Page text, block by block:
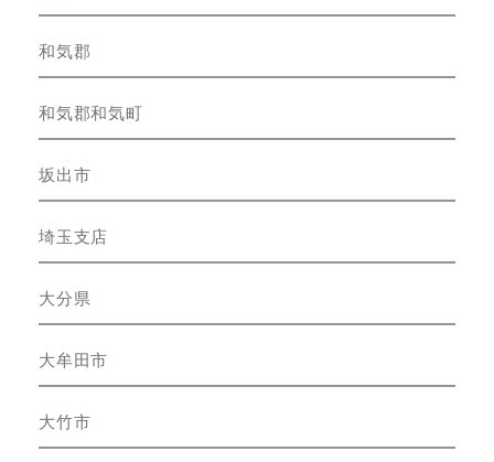
和気郡
和気郡和気町
坂出市
埼玉支店
大分県
大牟田市
大竹市